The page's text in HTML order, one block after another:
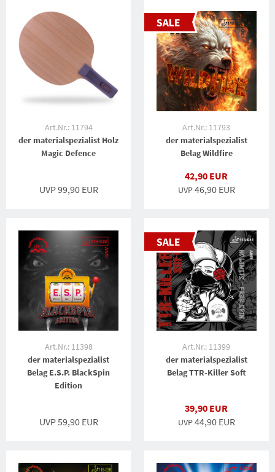
Art.Nr.: 11794
der materialspezialist Holz
Magic Defence
UVP 99,90 EUR
Art.Nr.: 11793
der materialspezialist
Belag Wildfire
42,90 EUR
UVP46,90 EUR
Art.Nr.: 11398
der materialspezialist
Belag E.S.P. BlackSpin
Edition
UVP 59,90 EUR
Art.Nr.: 11399
der materialspezialist
Belag TTR-Killer Soft
39,90 EUR
UVP44,90 EUR